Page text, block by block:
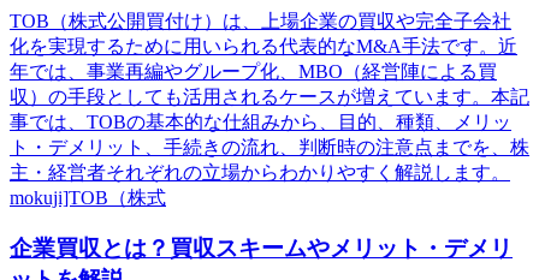
TOB（株式公開買付け）は、上場企業の買収や完全子会社
化を実現するために用いられる代表的なM&A手法です。近
年では、事業再編やグループ化、MBO（経営陣による買
収）の手段としても活用されるケースが増えています。本記
事では、TOBの基本的な仕組みから、目的、種類、メリッ
ト・デメリット、手続きの流れ、判断時の注意点までを、株
主・経営者それぞれの立場からわかりやすく解説します。
mokuji]TOB（株式
企業買収とは？買収スキームやメリット・デメリ